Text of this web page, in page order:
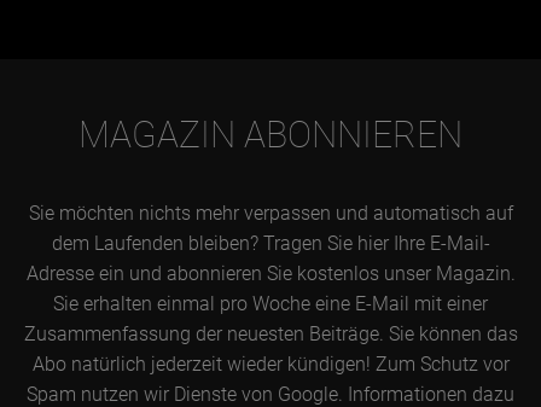
MAGAZIN ABONNIEREN
Sie möchten nichts mehr verpassen und automatisch auf
dem Laufenden bleiben? Tragen Sie hier Ihre E-Mail-
Adresse ein und abonnieren Sie kostenlos unser Magazin.
Sie erhalten einmal pro Woche eine E-Mail mit einer
Zusammenfassung der neuesten Beiträge. Sie können das
Abo natürlich jederzeit wieder kündigen! Zum Schutz vor
Spam nutzen wir Dienste von Google. Informationen dazu